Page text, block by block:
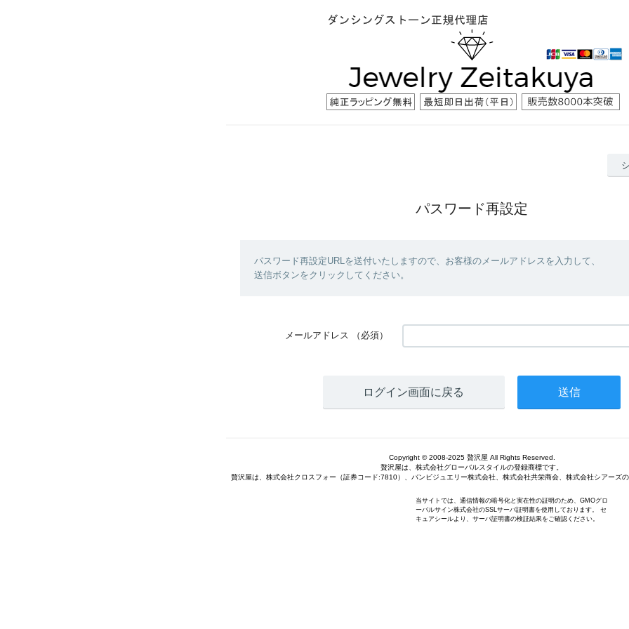
パスワード再設定
パスワード再設定URLを送付いたしますので、お客様のメールアドレスを入力して、
送信ボタンをクリックしてください。
メールアドレス （必須）
ログイン画面に戻る
Copyright © 2008-2025 贅沢屋 All Rights Reserved.
贅沢屋は、株式会社グローバルスタイルの登録商標です。
贅沢屋は、株式会社クロスフォー（証券コード:7810）、バンビジュエリー株式会社、株式会社共栄商会、株式会社シアーズの
当サイトでは、通信情報の暗号化と実在性の証明のため、GMOグロ
ーバルサイン株式会社のSSLサーバ証明書を使用しております。 セ
キュアシールより、サーバ証明書の検証結果をご確認ください。